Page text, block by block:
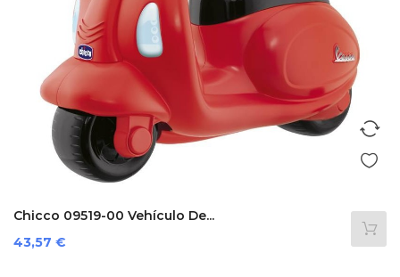
Chicco 09519-00 Vehículo De...
Precio
43,57 €